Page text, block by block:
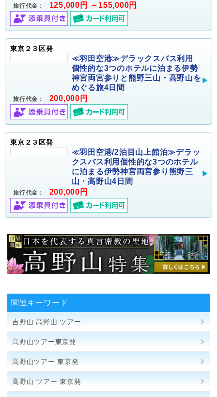
旅行代金： 125,000円 ～155,000円
東京２３区発
≪羽田空港≫デラックスバス利用
個性的な3つのホテルに泊まる伊勢
神宮両宮参りと熊野三山・高野山を
めぐる旅4日間
旅行代金： 200,000円
東京２３区発
≪羽田空港/2泊目山上館泊≫デラッ
クスバス利用個性的な3つのホテル
に泊まる伊勢神宮両宮参り熊野三
山・高野山4日間
旅行代金： 200,000円
関連キーワード
吉野山 高野山 ツアー
高野山ツアー東京発
高野山ツアー 東京発
高野山 ツアー 東京発